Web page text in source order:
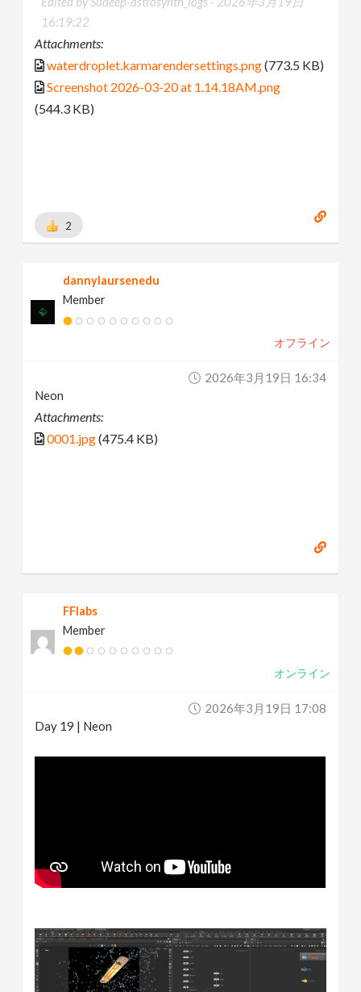
16:19:22
Attachments:
waterdroplet.karmarendersettings.png(773.5 KB)
Screenshot 2026-03-20 at 1.14.18AM.png
(544.3 KB)
2
dannylaursenedu
Member
オフライン
2026年3月19日 16:34
Neon
Attachments:
0001.jpg(475.4 KB)
FFlabs
Member
オンライン
2026年3月19日 17:08
Day 19 | Neon